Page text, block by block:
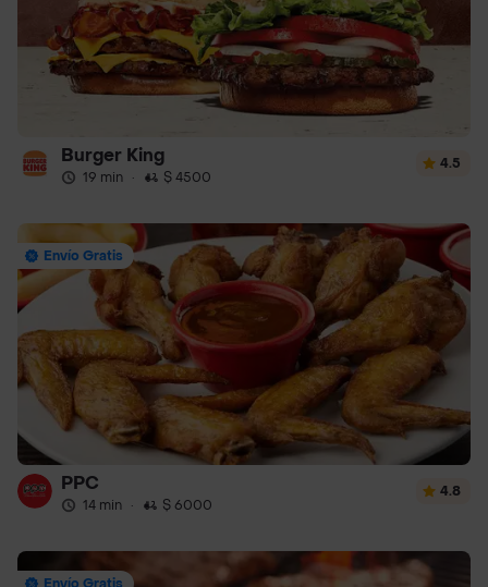
Burger King
19 min · $ 4500
4.5
Envío Gratis
PPC
14 min · $ 6000
4.8